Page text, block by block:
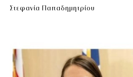
Στεφανία Παπαδημητρίου